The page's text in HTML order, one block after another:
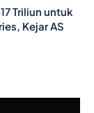
Triliun untuk
Kejar AS